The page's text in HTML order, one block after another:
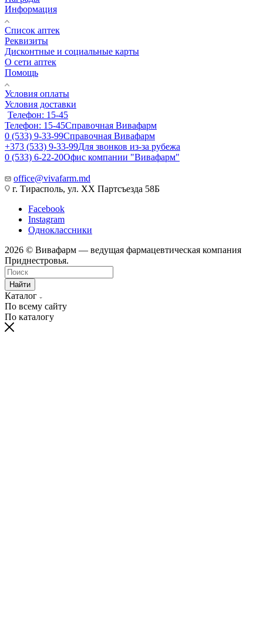
Информация
Список аптек
Реквизиты
Дисконтные и социальные карты
О сети аптек
Помощь
Условия оплаты
Условия доставки
Телефон: 15-45
Телефон: 15-45Справочная Вивафарм
0 (533) 9-33-99Справочная Вивафарм
+373 (533) 9-33-99Для звонков из-за рубежа
0 (533) 6-22-20Офис компании "Вивафарм"
office@vivafarm.md
г. Тирасполь, ул. ХХ Партсъезда 58Б
Facebook
Instagram
Одноклассники
2026 © Вивафарм — ведущая фармацевтическая компания
Приднестровья.
Найти
Каталог
По всему сайту
По каталогу